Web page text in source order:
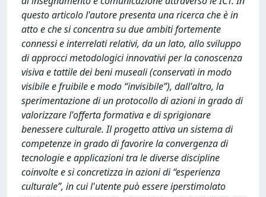
questo articolo l'autore presenta una ricerca che è in
atto e che si concentra su due ambiti fortemente
connessi e interrelati relativi, da un lato, allo sviluppo
di approcci metodologici innovativi per la conoscenza
visiva e tattile dei beni museali (conservati in modo
visibile e fruibile e modo “invisibile”), dall'altro, la
sperimentazione di un protocollo di azioni in grado di
valorizzare l'offerta formativa e di sprigionare
benessere culturale. Il progetto attiva un sistema di
competenze in grado di favorire la convergenza di
tecnologie e applicazioni tra le diverse discipline
coinvolte e si concretizza in azioni di “esperienza
culturale”, in cui l'utente può essere iperstimolato